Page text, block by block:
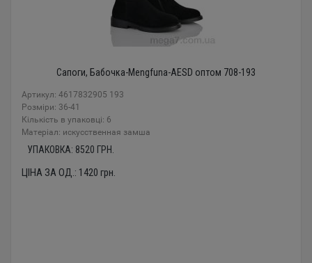
Сапоги, Бабочка-Mengfuna-AESD оптом 708-193
Артикул: 4617832905 193
Розміри: 36-41
Кількість в упаковці: 6
Mатеріал: искусственная замша
УПАКОВКА: 8520 ГРН.
ЦІНА ЗА ОД.: 1420 грн.